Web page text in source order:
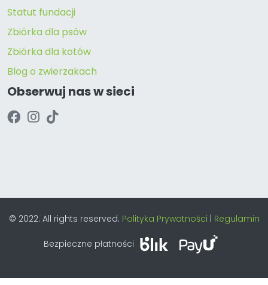
Statut fundacji
Zbiórka dla psów
Zbiórka dla kotów
Blog o zwierzakach
Obserwuj nas w sieci
© 2022. All rights reserved. Polityka Prywatności | Regulamin
Bezpieczne płatności